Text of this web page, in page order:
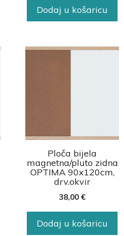
Dodaj u košaricu
Ploča bijela
magnetna/pluto zidna
OPTIMA 90x120cm,
drv.okvir
38,00 €
Dodaj u košaricu